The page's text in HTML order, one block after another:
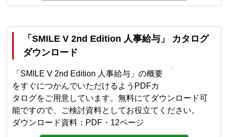
「SMILE V 2nd Edition 人事給与」 カタログ
ダウンロード
「SMILE V 2nd Edition 人事給与」の概要
をすぐにつかんでいただけるようPDFカ
タログをご用意しています。無料にてダウンロード可
能ですので、ご検討資料としてお役立てください。
ダウンロード資料：PDF・12ページ